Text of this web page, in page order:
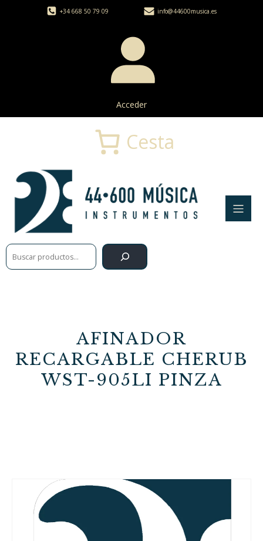
+34 668 50 79 09 info@44600musica.es
Acceder
Buscar
Cesta
AFINADOR
RECARGABLE CHERUB
WST-905LI PINZA